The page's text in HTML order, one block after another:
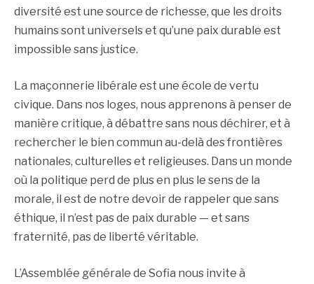
diversité est une source de richesse, que les droits
humains sont universels et qu’une paix durable est
impossible sans justice.
La maçonnerie libérale est une école de vertu
civique. Dans nos loges, nous apprenons à penser de
manière critique, à débattre sans nous déchirer, et à
rechercher le bien commun au-delà des frontières
nationales, culturelles et religieuses. Dans un monde
où la politique perd de plus en plus le sens de la
morale, il est de notre devoir de rappeler que sans
éthique, il n’est pas de paix durable — et sans
fraternité, pas de liberté véritable.
L’Assemblée générale de Sofia nous invite à